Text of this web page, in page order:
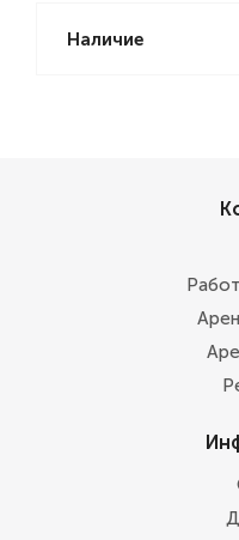
Наличие